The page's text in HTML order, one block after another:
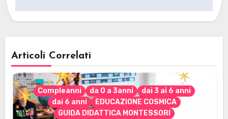
Articoli Correlati
Compleanni da 0 a 3anni
dai 3 ai 6 anni
dai 6 anni
EDUCAZIONE COSMICA
GUIDA DIDATTICA MONTESSORI